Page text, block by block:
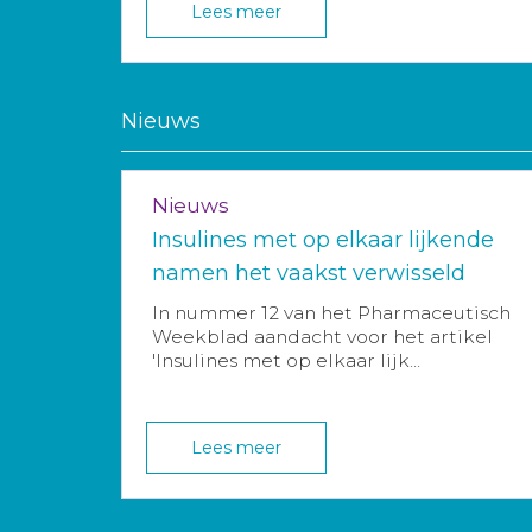
Lees meer
Nieuws
Nieuws
Insulines met op elkaar lijkende
namen het vaakst verwisseld
In nummer 12 van het Pharmaceutisch
Weekblad aandacht voor het artikel
'Insulines met op elkaar lijk...
Lees meer